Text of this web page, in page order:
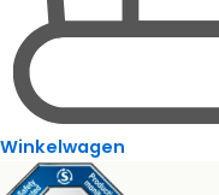
Winkelwagen